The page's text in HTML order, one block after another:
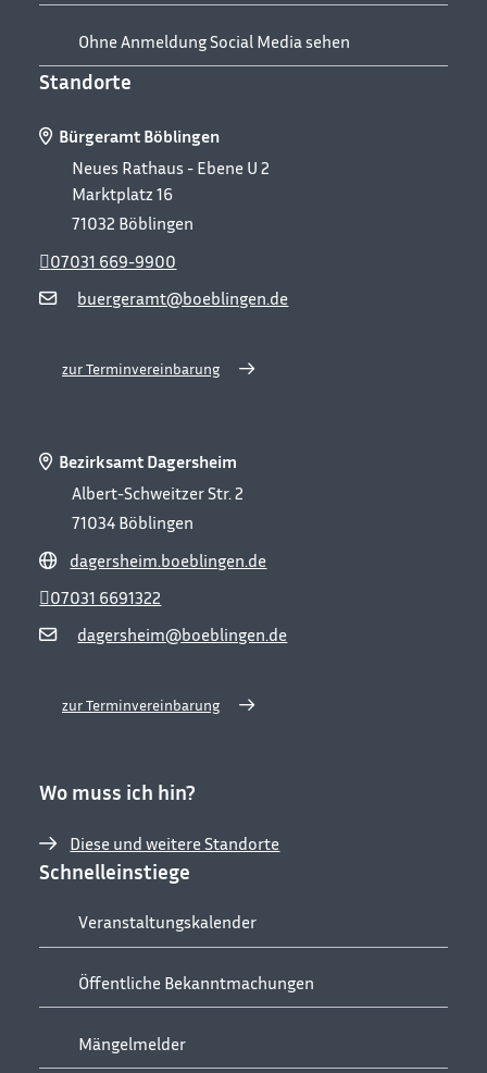
Ohne Anmeldung Social Media sehen
Standorte
Bürgeramt Böblingen
Neues Rathaus - Ebene U 2
Marktplatz 16
71032 Böblingen
buergeramt@boeblingen.de
07031 669-9900
zur Terminvereinbarung
Bezirksamt Dagersheim
Albert-Schweitzer Str. 2
71034 Böblingen
dagersheim.boeblingen.de
dagersheim@boeblingen.de
07031 6691322
zur Terminvereinbarung
Wo muss ich hin?
Diese und weitere Standorte
Schnelleinstiege
Veranstaltungskalender
Öffentliche Bekanntmachungen
Mängelmelder